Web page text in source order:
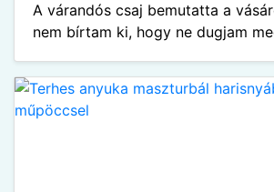
A várandós csaj bemutatta a
nem bírtam ki, hogy ne dugjam